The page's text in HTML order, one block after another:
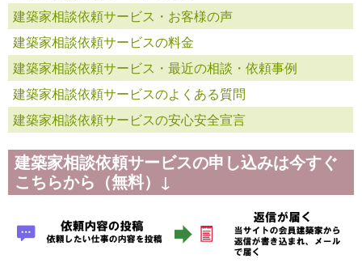
建築家相談依頼サービス・お客様の声
建築家相談依頼サービスの料金
建築家相談依頼サービス・最近の相談・依頼事例
建築家相談依頼サービスのよくある質問
建築家相談依頼サービスの安心安全宣言
建築家相談依頼サービスの申し込みは今すぐ
こちらから（無料）↓